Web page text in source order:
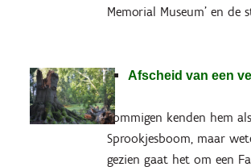
Memorial Museum’ en de
Afscheid van een
Sommigen kenden hem
Sprookjesboom, maar
gezien gaat het om een